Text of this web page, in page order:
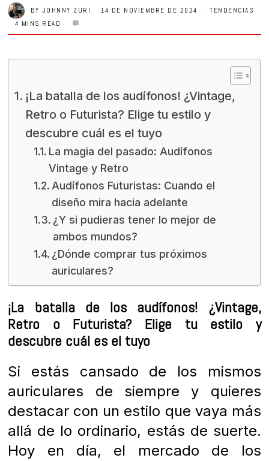
BY JOHNNY ZURI 14 DE NOVIEMBRE DE 2024
TENDENCIAS
4 MINS READ
¡La batalla de los audífonos! ¿Vintage,
Retro o Futurista? Elige tu estilo y
descubre cuál es el tuyo
La magia del pasado: Audífonos
Vintage y Retro
Audífonos Futuristas: Cuando el
diseño mira hacia adelante
¿Y si pudieras tener lo mejor de
ambos mundos?
¿Dónde comprar tus próximos
auriculares?
¡La batalla de los audífonos! ¿Vintage,
Retro o Futurista? Elige tu estilo y
descubre cuál es el tuyo
Si estás cansado de los mismos
auriculares de siempre y quieres
destacar con un estilo que vaya más
allá de lo ordinario, estás de suerte.
Hoy en día, el mercado de los